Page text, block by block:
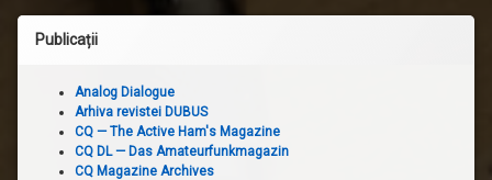
Publicații
Analog Dialogue
Arhiva revistei DUBUS
CQ — The Active Ham's Magazine
CQ DL — Das Amateurfunkmagazin
CQ Magazine Archives